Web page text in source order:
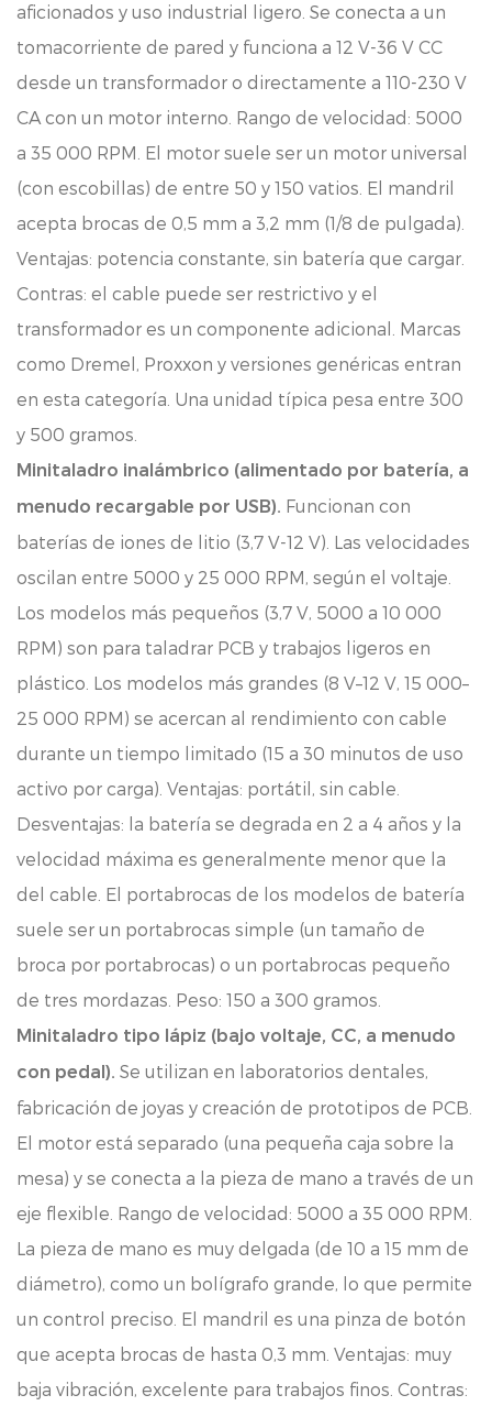
aficionados y uso industrial ligero. Se conecta a un
tomacorriente de pared y funciona a 12 V-36 V CC
desde un transformador o directamente a 110-230 V
CA con un motor interno. Rango de velocidad: 5000
a 35 000 RPM. El motor suele ser un motor universal
(con escobillas) de entre 50 y 150 vatios. El mandril
acepta brocas de 0,5 mm a 3,2 mm (1/8 de pulgada).
Ventajas: potencia constante, sin batería que cargar.
Contras: el cable puede ser restrictivo y el
transformador es un componente adicional. Marcas
como Dremel, Proxxon y versiones genéricas entran
en esta categoría. Una unidad típica pesa entre 300
y 500 gramos.
Minitaladro inalámbrico (alimentado por batería, a
menudo recargable por USB). Funcionan con
baterías de iones de litio (3,7 V-12 V). Las velocidades
oscilan entre 5000 y 25 000 RPM, según el voltaje.
Los modelos más pequeños (3,7 V, 5000 a 10 000
RPM) son para taladrar PCB y trabajos ligeros en
plástico. Los modelos más grandes (8 V–12 V, 15 000–
25 000 RPM) se acercan al rendimiento con cable
durante un tiempo limitado (15 a 30 minutos de uso
activo por carga). Ventajas: portátil, sin cable.
Desventajas: la batería se degrada en 2 a 4 años y la
velocidad máxima es generalmente menor que la
del cable. El portabrocas de los modelos de batería
suele ser un portabrocas simple (un tamaño de
broca por portabrocas) o un portabrocas pequeño
de tres mordazas. Peso: 150 a 300 gramos.
Minitaladro tipo lápiz (bajo voltaje, CC, a menudo
con pedal). Se utilizan en laboratorios dentales,
fabricación de joyas y creación de prototipos de PCB.
El motor está separado (una pequeña caja sobre la
mesa) y se conecta a la pieza de mano a través de un
eje flexible. Rango de velocidad: 5000 a 35 000 RPM.
La pieza de mano es muy delgada (de 10 a 15 mm de
diámetro), como un bolígrafo grande, lo que permite
un control preciso. El mandril es una pinza de botón
que acepta brocas de hasta 0,3 mm. Ventajas: muy
baja vibración, excelente para trabajos finos. Contras: